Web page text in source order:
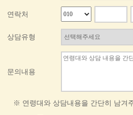
연락처
상담유형
문의내용
※ 연령대와 상담내용을 간단히 남겨